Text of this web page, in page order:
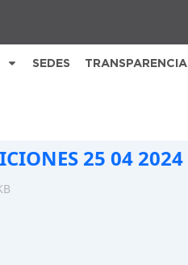
SEDES TRANSPARENCIA
25 04 2024